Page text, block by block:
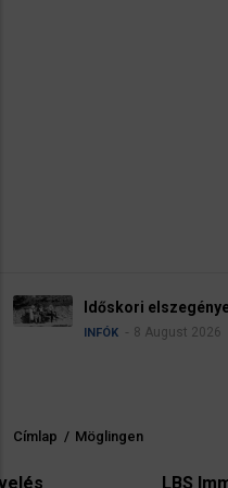
Németországban
Morzsa
Címlap / Möglingen
LBS Immobilien-